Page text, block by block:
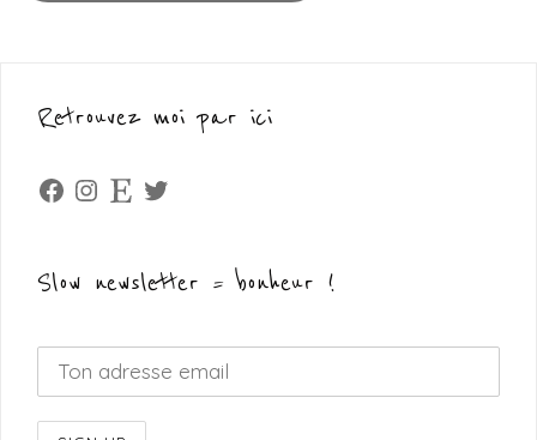
Retrouvez moi par ici
Facebook
Instagram
Etsy Twitter
Slow newsletter = bonheur !